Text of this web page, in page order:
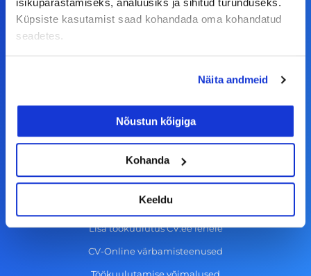
isikupärastamiseks, analüüsiks ja sihitud turunduseks.
Küpsiste kasutamist saad kohandada oma kohandatud
seadetes.
Näita andmeid
Nõustun kõigiga
Kohanda
Keeldu
e
o
k
f
t
g
a
m
k
d
n
t
b
e
© Alma Career Estonia OÜ
Aktiveeri tööpakkumiste teavitus
KKK
Kasutustingimused
Tööandjale
Lisa töökuulutus CV.ee lehele
CV-Online värbamisteenused